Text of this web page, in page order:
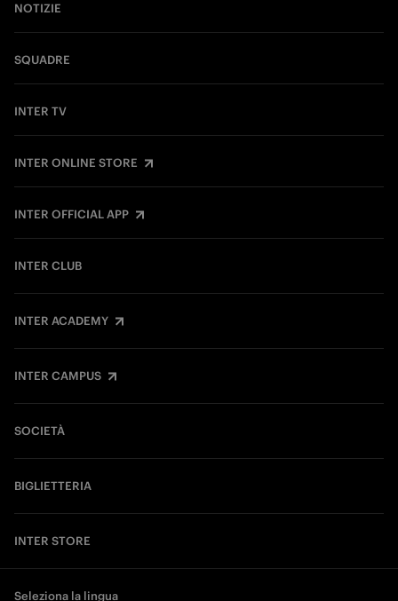
NOTIZIE
SQUADRE
INTER TV
INTER ONLINE STORE
INTER OFFICIAL APP
INTER CLUB
INTER ACADEMY
INTER CAMPUS
SOCIETÀ
BIGLIETTERIA
INTER STORE
Seleziona la lingua